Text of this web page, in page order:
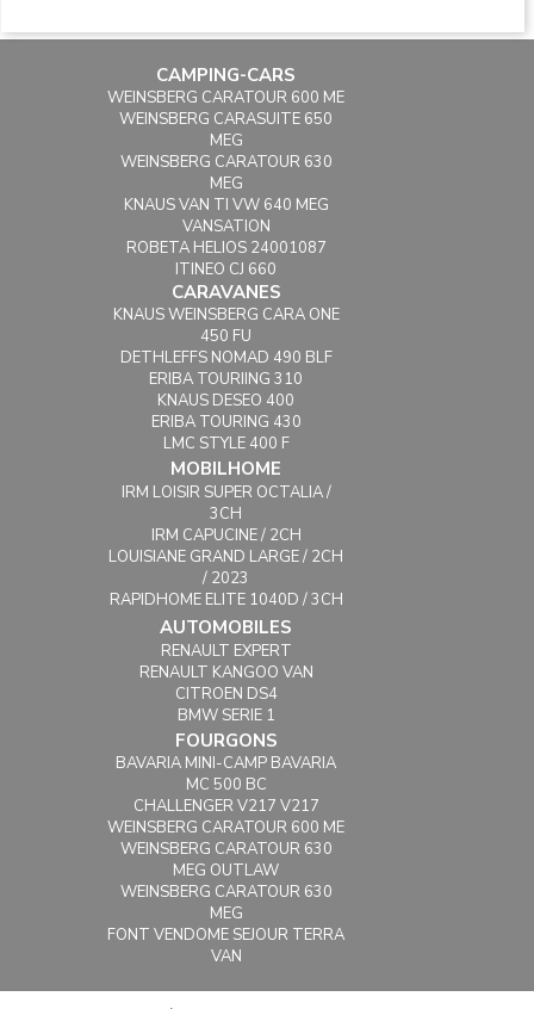
CAMPING-CARS
WEINSBERG CARATOUR 600 ME
WEINSBERG CARASUITE 650
MEG
WEINSBERG CARATOUR 630
MEG
KNAUS VAN TI VW 640 MEG
VANSATION
ROBETA HELIOS 24001087
ITINEO CJ 660
CARAVANES
KNAUS WEINSBERG CARA ONE
450 FU
DETHLEFFS NOMAD 490 BLF
ERIBA TOURIING 310
KNAUS DESEO 400
ERIBA TOURING 430
LMC STYLE 400 F
MOBILHOME
IRM LOISIR SUPER OCTALIA /
3CH
IRM CAPUCINE / 2CH
LOUISIANE GRAND LARGE / 2CH
/ 2023
RAPIDHOME ELITE 1040D / 3CH
AUTOMOBILES
RENAULT EXPERT
RENAULT KANGOO VAN
CITROEN DS4
BMW SERIE 1
FOURGONS
BAVARIA MINI-CAMP BAVARIA
MC 500 BC
CHALLENGER V217 V217
WEINSBERG CARATOUR 600 ME
WEINSBERG CARATOUR 630
MEG OUTLAW
WEINSBERG CARATOUR 630
MEG
FONT VENDOME SEJOUR TERRA
VAN